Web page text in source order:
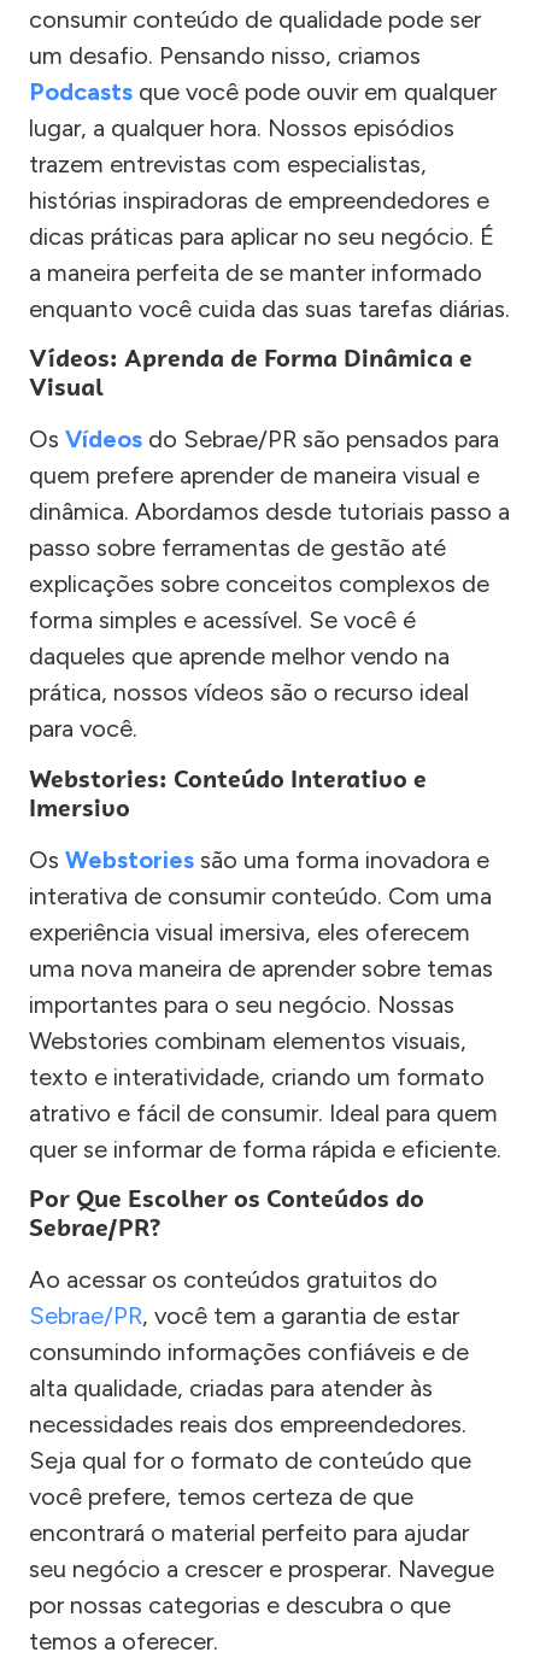
consumir conteúdo de qualidade pode ser
um desafio. Pensando nisso, criamos
Podcasts que você pode ouvir em qualquer
lugar, a qualquer hora. Nossos episódios
trazem entrevistas com especialistas,
histórias inspiradoras de empreendedores e
dicas práticas para aplicar no seu negócio. É
a maneira perfeita de se manter informado
enquanto você cuida das suas tarefas diárias.
Vídeos: Aprenda de Forma Dinâmica e
Visual
Os Vídeos do Sebrae/PR são pensados para
quem prefere aprender de maneira visual e
dinâmica. Abordamos desde tutoriais passo a
passo sobre ferramentas de gestão até
explicações sobre conceitos complexos de
forma simples e acessível. Se você é
daqueles que aprende melhor vendo na
prática, nossos vídeos são o recurso ideal
para você.
Webstories: Conteúdo Interativo e
Imersivo
Os Webstories são uma forma inovadora e
interativa de consumir conteúdo. Com uma
experiência visual imersiva, eles oferecem
uma nova maneira de aprender sobre temas
importantes para o seu negócio. Nossas
Webstories combinam elementos visuais,
texto e interatividade, criando um formato
atrativo e fácil de consumir. Ideal para quem
quer se informar de forma rápida e eficiente.
Por Que Escolher os Conteúdos do
Sebrae/PR?
Ao acessar os conteúdos gratuitos do
Sebrae/PR, você tem a garantia de estar
consumindo informações confiáveis e de
alta qualidade, criadas para atender às
necessidades reais dos empreendedores.
Seja qual for o formato de conteúdo que
você prefere, temos certeza de que
encontrará o material perfeito para ajudar
seu negócio a crescer e prosperar. Navegue
por nossas categorias e descubra o que
temos a oferecer.